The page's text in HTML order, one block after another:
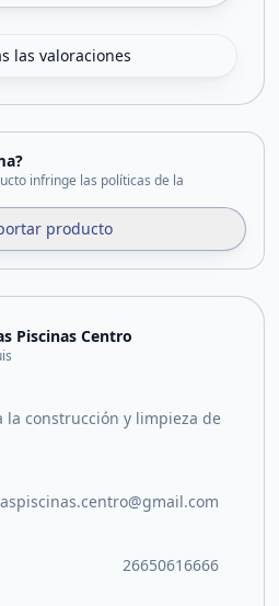
las valoraciones
infringe las políticas de la
producto
Piscinas Centro
la construcción y limpieza de
26650616666